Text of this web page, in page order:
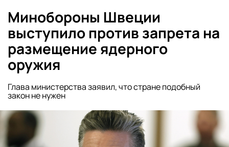
Минобороны Швеции
выступило против запрета на
размещение ядерного
оружия
Глава министерства заявил, что стране подобный
закон не нужен